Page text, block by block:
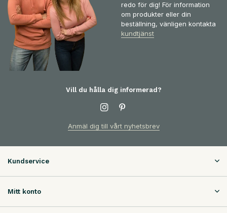
redo för dig! För information
om produkter eller din
beställning, vänligen kontakta
kundtjänst
Vill du hålla dig informerad?
Anmäl dig till vårt nyhetsbrev
Kundservice
Mitt konto